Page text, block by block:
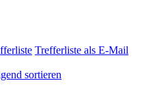
Trefferliste als E-Mail
sortieren